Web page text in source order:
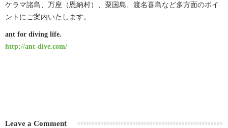
ケラマ諸島、万座（恩納村）、粟国島、渡名喜島など多方面のポイ
ントにご案内いたします。
ant for diving life.
http://ant-dive.com/
Leave a Comment